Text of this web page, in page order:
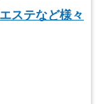
ステなど様々